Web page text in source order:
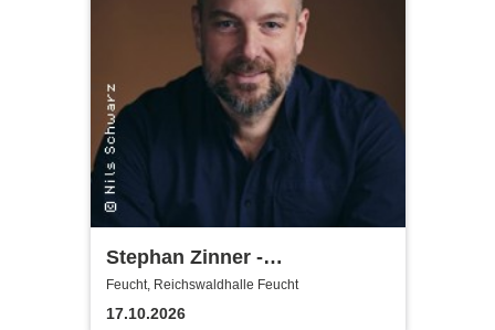
Stephan Zinner -
Prachtexemplar
Feucht, Reichswaldhalle Feucht
17.10.2026